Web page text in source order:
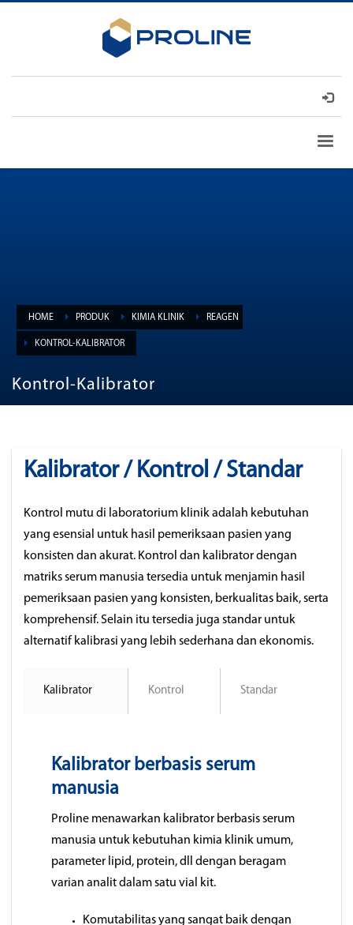
HOME PRODUK KIMIA KLINIK REAGEN
KONTROL-KALIBRATOR
Kontrol-Kalibrator
Kalibrator / Kontrol / Standar
Kontrol mutu di laboratorium klinik adalah kebutuhan
yang esensial untuk hasil pemeriksaan pasien yang
konsisten dan akurat. Kontrol dan kalibrator dengan
matriks serum manusia tersedia untuk menjamin hasil
pemeriksaan pasien yang konsisten, berkualitas baik, serta
komprehensif. Selain itu tersedia juga standar untuk
alternatif kalibrasi yang lebih sederhana dan ekonomis.
Kalibrator Kontrol Standar
Kalibrator berbasis serum
manusia
Proline menawarkan kalibrator berbasis serum
manusia untuk kebutuhan kimia klinik umum,
parameter lipid, protein, dll dengan beragam
varian analit dalam satu vial kit.
Komutabilitas yang sangat baik dengan